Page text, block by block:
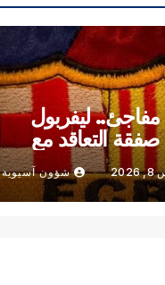
ليفربول
التعاقد مع
شؤون آسيوية